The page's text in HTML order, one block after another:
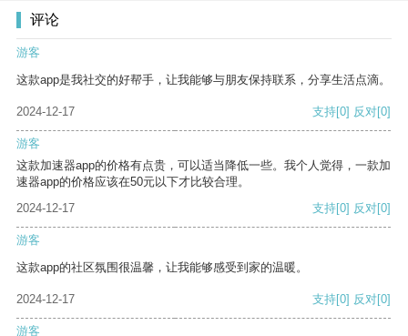
评论
游客
这款app是我社交的好帮手，让我能够与朋友保持联系，分享生活点滴。
2024-12-17 支持[0] 反对[0]
游客
这款加速器app的价格有点贵，可以适当降低一些。我个人觉得，一款加
速器app的价格应该在50元以下才比较合理。
2024-12-17
支持[0] 反对[0]
游客
这款app的社区氛围很温馨，让我能够感受到家的温暖。
2024-12-17 支持[0] 反对[0]
游客